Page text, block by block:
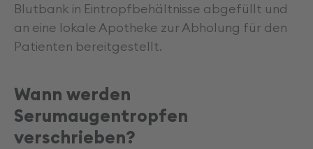
Blutbank in Eintropfbehältnisse abgefüllt und
an eine lokale Apotheke zur Abholung für den
Patienten bereitgestellt.
Wann werden
Serumaugentropfen
verschrieben?